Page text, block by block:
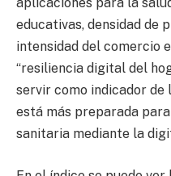
educativas, densidad de
intensidad del comercio
“resiliencia digital del
servir como indicador de
está más preparada
sanitaria mediante la